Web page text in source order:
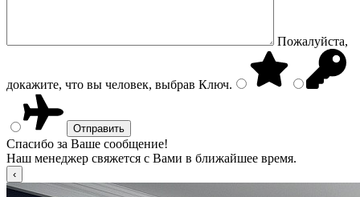
Пожалуйста,
докажите, что вы человек, выбрав Ключ.
Спасибо за Ваше сообщение!
Наш менеджер свяжется с Вами в ближайшее время.